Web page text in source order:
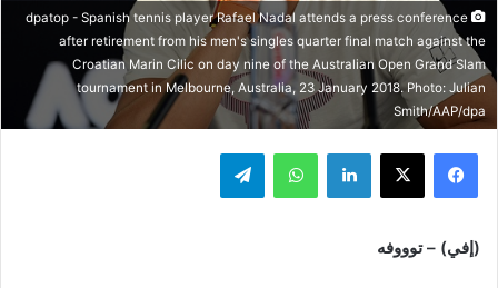
dpatop - Spanish tennis player Rafael Nadal attends a press conference
after retirement from his men's singles quarter final match against the
Croatian Marin Cilic on day nine of the Australian Open Grand Slam
tournament in Melbourne, Australia, 23 January 2018. Photo: Julian
Smith/AAP/dpa
فيسبوك ‫X لينكدإن واتساب تيلقرام
(إفي) – توووفه